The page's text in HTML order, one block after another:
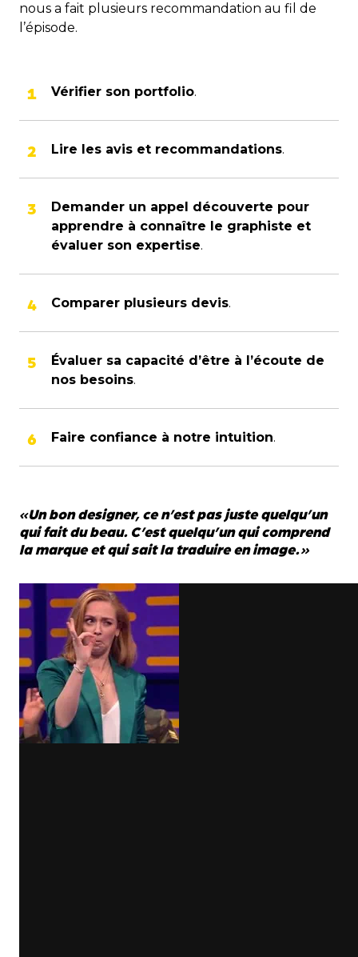
nous a fait plusieurs recommandation au fil de
l’épisode.
Vérifier son portfolio.
Lire les avis et recommandations.
Demander un appel découverte pour
apprendre à connaître le graphiste et
évaluer son expertise.
Comparer plusieurs devis.
Évaluer sa capacité d’être à l’écoute de
nos besoins.
Faire confiance à notre intuition.
«Un bon designer, ce n’est pas juste quelqu’un
qui fait du beau. C’est quelqu’un qui comprend
la marque et qui sait la traduire en image.»